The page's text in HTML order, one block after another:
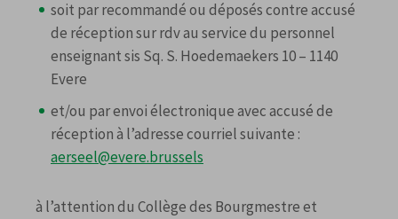
soit par recommandé ou déposés contre accusé
de réception sur rdv au service du personnel
enseignant sis Sq. S. Hoedemaekers 10 – 1140
Evere
et/ou par envoi électronique avec accusé de
réception à l’adresse courriel suivante :
aerseel@evere.brussels
à l’attention du Collège des Bourgmestre et